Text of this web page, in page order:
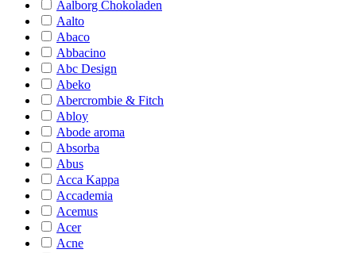
Aalborg Chokoladen
Aalto
Abaco
Abbacino
Abc Design
Abeko
Abercrombie & Fitch
Abloy
Abode aroma
Absorba
Abus
Acca Kappa
Accademia
Acemus
Acer
Acne